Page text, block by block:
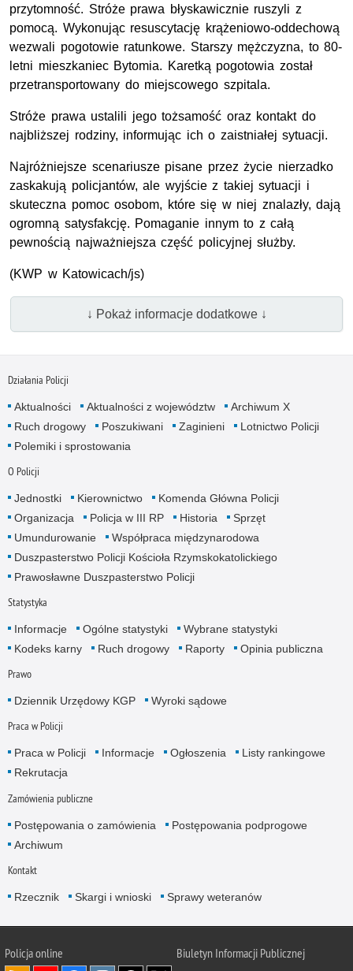
przytomność. Stróże prawa błyskawicznie ruszyli z
pomocą. Wykonując resuscytację krążeniowo-oddechową
wezwali pogotowie ratunkowe. Starszy mężczyzna, to 80-
letni mieszkaniec Bytomia. Karetką pogotowia został
przetransportowany do miejscowego szpitala.
Stróże prawa ustalili jego tożsamość oraz kontakt do
najbliższej rodziny, informując ich o zaistniałej sytuacji.
Najróżniejsze scenariusze pisane przez życie nierzadko
zaskakują policjantów, ale wyjście z takiej sytuacji i
skuteczna pomoc osobom, które się w niej znalazły, dają
ogromną satysfakcję. Pomaganie innym to z całą
pewnością najważniejsza część policyjnej służby.
(KWP w Katowicach/js)
↓ Pokaż informacje dodatkowe ↓
Działania Policji
Aktualności Aktualności z województw
Archiwum X
Ruch drogowy
Poszukiwani Zaginieni
Lotnictwo Policji
Polemiki i sprostowania
O Policji
Jednostki Kierownictwo
Komenda Główna Policji
Organizacja
Policja w III RP Historia
Sprzęt
Umundurowanie
Współpraca międzynarodowa
Duszpasterstwo Policji Kościoła Rzymskokatolickiego
Prawosławne Duszpasterstwo Policji
Statystyka
Informacje Ogólne statystyki
Wybrane statystyki
Kodeks karny
Ruch drogowy Raporty Opinia publiczna
Prawo
Dziennik Urzędowy KGP Wyroki sądowe
Praca w Policji
Praca w Policji Informacje Ogłoszenia
Listy rankingowe
Rekrutacja
Zamówienia publiczne
Postępowania o zamówienia
Postępowania podprogowe
Archiwum
Kontakt
Rzecznik Skargi i wnioski Sprawy weteranów
Policjaonline Biuletyn Informacji Publicznej